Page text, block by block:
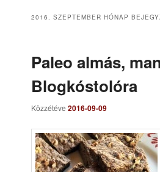
2016. SZEPTEMBER HÓNAP
Paleo almás,
Blogkóstolóra
Közzétéve 2016-09-09